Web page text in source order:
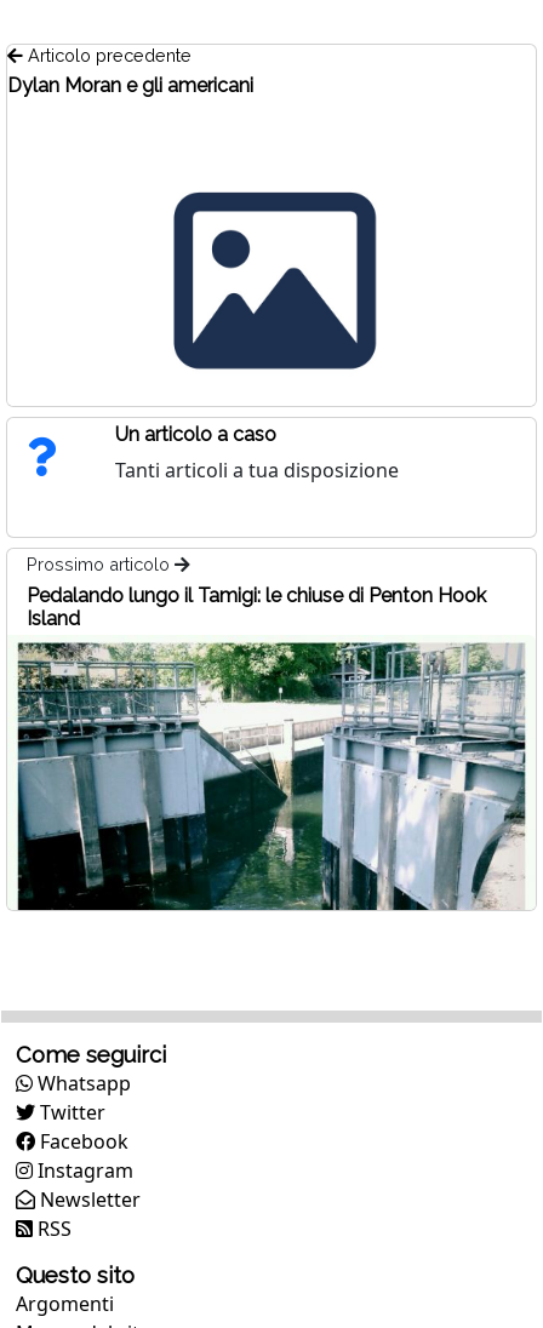
Articolo precedente
Dylan Moran e gli americani
Un articolo a caso
Tanti articoli a tua disposizione
Prossimo articolo
Pedalando lungo il Tamigi: le chiuse di Penton Hook
Island
Come seguirci
Whatsapp
Twitter
Facebook
Instagram
Newsletter
RSS
Questo sito
Argomenti